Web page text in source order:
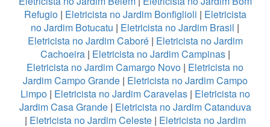
Refugio| Eletricista no Jardim Bonfiglioli | Eletricista
no Jardim Botucatu | Eletricista no Jardim Brasil |
Eletricista no Jardim Caboré| Eletricista no Jardim
Cachoeira| Eletricista no Jardim Campinas|
Eletricista no Jardim Camargo Novo | Eletricista no
Jardim Campo Grande| Eletricista no Jardim Campo
Limpo| Eletricista no Jardim Caravelas| Eletricista no
Jardim Casa Grande| Eletricista no Jardim Catanduva
| Eletricista no Jardim Celeste| Eletricista no Jardim